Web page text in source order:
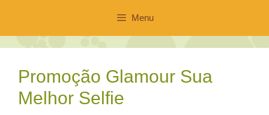
Menu
Promoção Glamour Sua
Melhor Selfie